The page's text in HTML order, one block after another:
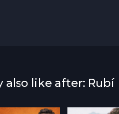
also like after: Rubí